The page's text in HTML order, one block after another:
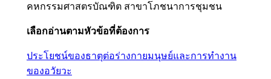
คหกรรมศาสตรบัณฑิต สาขาโภชนาการชุมชน
เลือกอ่านตามหัวข้อที่ต้องการ
ประโยชน์ของธาตุต่อร่างกายมนุษย์และการทำงาน
ของอวัยวะ